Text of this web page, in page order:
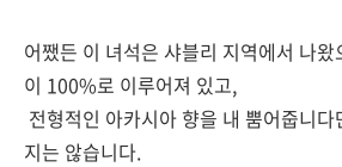
어쨌든 이 녀석은 샤블리 지역에서 나
이 100%로 이루어져 있고,
전형적인 아카시아 향을 내 뿜어줍니
지는 않습니다.